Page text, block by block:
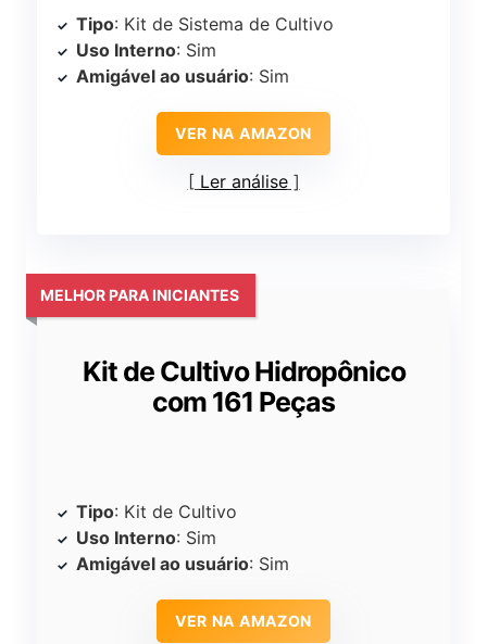
Tipo: Kit de Sistema de Cultivo
Uso Interno: Sim
Amigável ao usuário: Sim
VER NA AMAZON
Ler análise
Kit de Cultivo Hidropônico
com 161 Peças
MELHOR PARA INICIANTES
Tipo: Kit de Cultivo
Uso Interno: Sim
Amigável ao usuário: Sim
VER NA AMAZON